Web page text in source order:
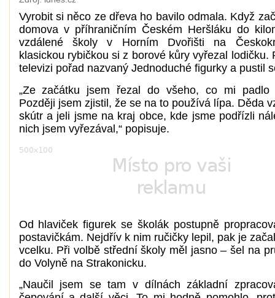
Vyrobit si něco ze dřeva ho bavilo odmala. Když
domova v příhraničním Českém Heršláku do
vzdálené školy v Horním Dvořišti na
klasickou rybičkou si z borové kůry vyřezal lodičku.
televizi pořad nazvaný Jednoduché figurky a pustil
„Ze začátku jsem řezal do všeho, co mi padlo
Později jsem zjistil, že se na to používá lípa. Děda
skútr a jeli jsme na kraj obce, kde jsme podřízli
nich jsem vyřezával,“ popisuje.
Od hlaviček figurek se školák postupně
postavičkám. Nejdřív k nim ručičky lepil, pak je
vcelku. Při volbě střední školy měl jasno – šel na
do Volyně na Strakonicku.
„Naučil jsem se tam v dílnách základní